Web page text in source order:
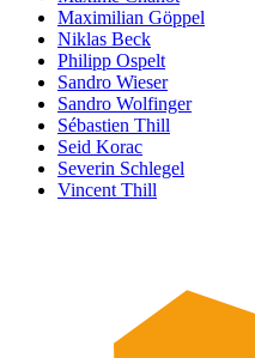
Maximilian Göppel
Niklas Beck
Philipp Ospelt
Sandro Wieser
Sandro Wolfinger
Sébastien Thill
Seid Korac
Severin Schlegel
Vincent Thill